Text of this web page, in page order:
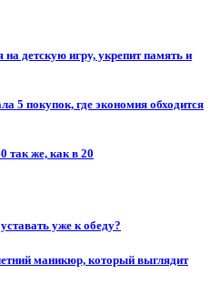
детскую игру, укрепит память и
5 покупок, где экономия обходится
так же, как в 20
уже к обеду?
маникюр, который выглядит